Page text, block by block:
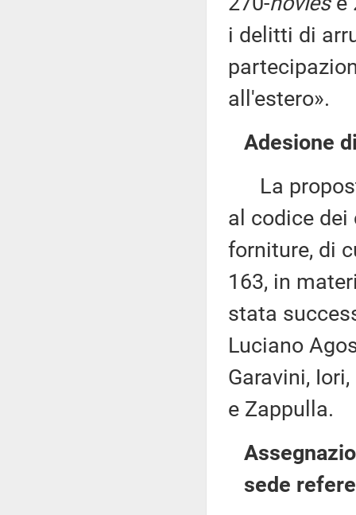
i delitti di
all'estero».
Adesione
La
al codice
forniture, di
163, in
stata
Luciano
Garavini,
e Zappulla.
sede